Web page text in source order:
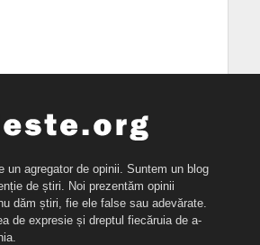
un agregator de opinii. Suntem un blog
de știri. Noi prezentăm opinii
dăm știri, fie ele false sau adevărate.
de expresie și dreptul fiecăruia de a-